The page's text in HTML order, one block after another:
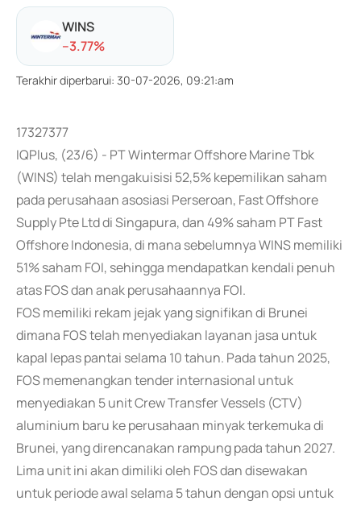
WINS
--3.77%
Terakhir diperbarui: 30-07-2026, 09:21:am
17327377
IQPlus, (23/6) - PT Wintermar Offshore Marine Tbk
(WINS) telah mengakuisisi 52,5% kepemilikan saham
pada perusahaan asosiasi Perseroan, Fast Offshore
Supply Pte Ltd di Singapura, dan 49% saham PT Fast
Offshore Indonesia, di mana sebelumnya WINS memiliki
51% saham FOI, sehingga mendapatkan kendali penuh
atas FOS dan anak perusahaannya FOI.
FOS memiliki rekam jejak yang signifikan di Brunei
dimana FOS telah menyediakan layanan jasa untuk
kapal lepas pantai selama 10 tahun. Pada tahun 2025,
FOS memenangkan tender internasional untuk
menyediakan 5 unit Crew Transfer Vessels (CTV)
aluminium baru ke perusahaan minyak terkemuka di
Brunei, yang direncanakan rampung pada tahun 2027.
Lima unit ini akan dimiliki oleh FOS dan disewakan
untuk periode awal selama 5 tahun dengan opsi untuk